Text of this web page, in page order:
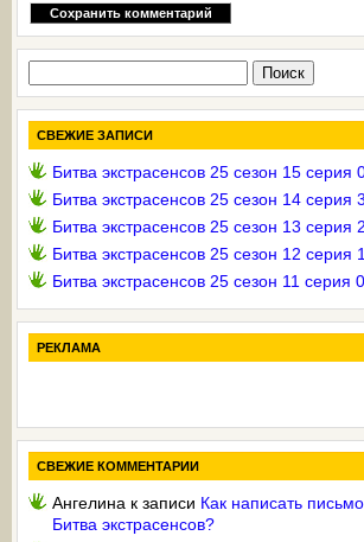
СВЕЖИЕ ЗАПИСИ
Битва экстрасенсов 25 сезон 15 серия
Битва экстрасенсов 25 сезон 14 серия
Битва экстрасенсов 25 сезон 13 серия
Битва экстрасенсов 25 сезон 12 серия
Битва экстрасенсов 25 сезон 11 серия
РЕКЛАМА
СВЕЖИЕ КОММЕНТАРИИ
Ангелина к записи Как написать
Битва экстрасенсов?